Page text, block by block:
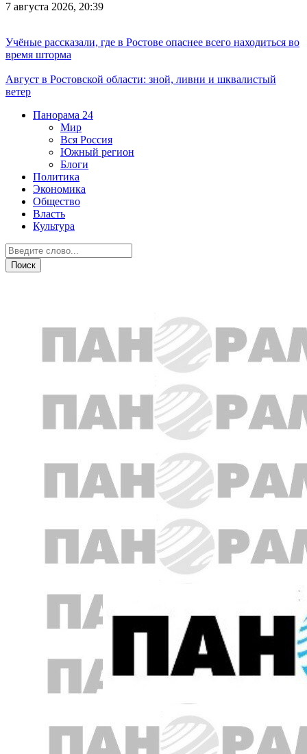
7 августа 2026, 20:39
Учёные рассказали, где в Ростове опаснее всего находиться во
время шторма
Август в Ростовской области: зной, ливни и шквалистый
ветер
Панорама 24
Мир
Вся Россия
Южный регион
Блоги
Политика
Экономика
Общество
Власть
Культура